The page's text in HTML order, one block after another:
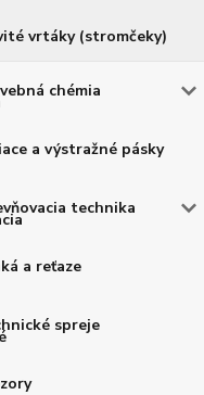
vrtáky (stromčeky)
chémia
a výstražné pásky
technika
a reťaze
spreje